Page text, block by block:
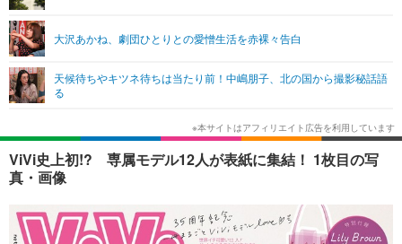
ショッピング その他
SPEED TEST
エンタメ
韓国・芸能
音楽 スポーツ
ショッピング その他
ライフ
ライフTOP グルメ
ペット ショッピング
リリース一覧
プッシュ通知の停止方法
大沢あかね、劇団ひとりとの愛憎生活を赤裸々告白
天候待ちやキツネ待ちは当たり前！中嶋朋子、北の国から撮影秘話語
る
ViVi史上初!? 専属モデル12人が表紙に集結！ 1枚目の写
真・画像